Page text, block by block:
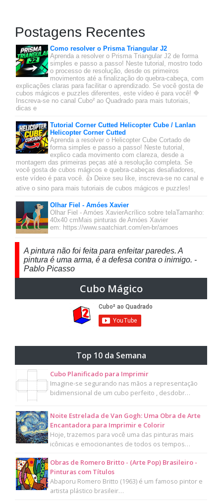
Postagens Recentes
Como resolver o Prisma Triangular J2
Aprenda a resolver o Prisma Triangular J2 de forma
simples e passo a passo! Neste tutorial, mostro todo
o processo de resolução, desde os primeiros
movimentos até a finalização do quebra-cabeça, com
explicações claras para facilitar o aprendizado. Se você gosta de
cubos mágicos e puzzles diferentes, este vídeo é para você! 🔷
Inscreva-se no canal Cubo² ao Quadrado para mais tutoriais,
dicas e
Tutorial Corner Cutted Helicopter Cube / Lanlan
Helicopter Corner Cutted
Aprenda a resolver o Helicopter Cube Cortado de
forma simples e passo a passo! Neste tutorial,
explico cada movimento com clareza, desde a
montagem das primeiras peças até a resolução completa. Se
você gosta de cubos mágicos e quebra-cabeças desafiadores,
este vídeo é para você. 👍 Deixe seu like, inscreva-se no canal e
ative o sino para mais tutoriais de cubos mágicos e puzzles!
Olhar Fiel - Amóes Xavier
Olhar Fiel - Amóes XavierAcrílico sobre telaTamanho:
40x40 cmMais pinturas de Amóes Xavier
em: https://www.saatchiart.com/en-br/amoes
A pintura não foi feita para enfeitar paredes. A
pintura é uma arma, é a defesa contra o inimigo. -
Pablo Picasso
Cubo Mágico
Top 10 da Semana
Cubo Planificado para Imprimir
Imagine-se segurando nas mãos a representação
bidimensional de um cubo perfeito , desdobr…
Noite Estrelada de Van Gogh: Uma Obra de Arte
Encantadora para Imprimir e Colorir
Hoje, trazemos para você uma das pinturas mais
icônicas e emocionantes de todos os tempos…
Obras de Romero Britto - (Arte Pop) Brasileiro -
Pinturas com Títulos
Abaporu Romero Britto (1963) é um famoso pintor e
artista plástico brasileir…